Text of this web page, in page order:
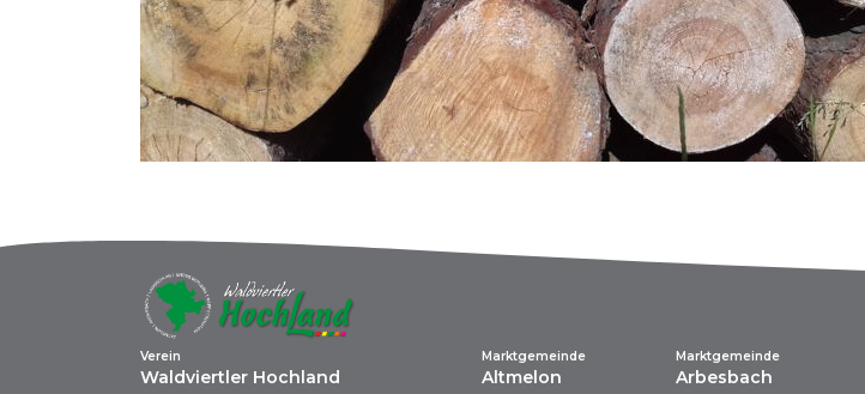
Verein
Waldviertler Hochland
Marktgemeinde
Altmelon
Marktgemeinde
Arbesbach